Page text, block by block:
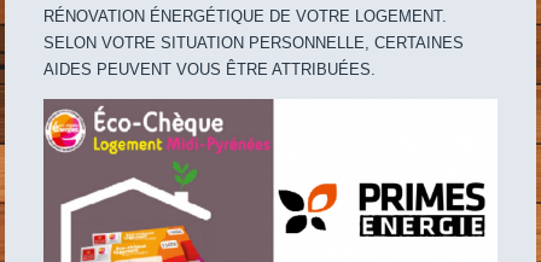
RÉNOVATION ÉNERGÉTIQUE DE VOTRE LOGEMENT.
SELON VOTRE SITUATION PERSONNELLE, CERTAINES
AIDES PEUVENT VOUS ÊTRE ATTRIBUÉES.